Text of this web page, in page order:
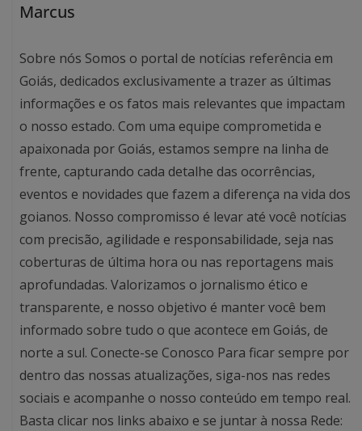
Marcus
Sobre nós Somos o portal de notícias referência em
Goiás, dedicados exclusivamente a trazer as últimas
informações e os fatos mais relevantes que impactam
o nosso estado. Com uma equipe comprometida e
apaixonada por Goiás, estamos sempre na linha de
frente, capturando cada detalhe das ocorrências,
eventos e novidades que fazem a diferença na vida dos
goianos. Nosso compromisso é levar até você notícias
com precisão, agilidade e responsabilidade, seja nas
coberturas de última hora ou nas reportagens mais
aprofundadas. Valorizamos o jornalismo ético e
transparente, e nosso objetivo é manter você bem
informado sobre tudo o que acontece em Goiás, de
norte a sul. Conecte-se Conosco Para ficar sempre por
dentro das nossas atualizações, siga-nos nas redes
sociais e acompanhe o nosso conteúdo em tempo real.
Basta clicar nos links abaixo e se juntar à nossa Rede: